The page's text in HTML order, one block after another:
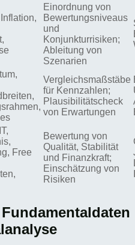
Einordnung von
Bewertungsniveaus
und
Konjunkturrisiken;
Ableitung von
Szenarien
Vergleichsmaßstäbe
für Kennzahlen;
Plausibilitätscheck
von Erwartungen
Free
Bewertung von
Qualität, Stabilität
und Finanzkraft;
Einschätzung von
Risiken